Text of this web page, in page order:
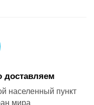
доставляем
населенный пункт
мира